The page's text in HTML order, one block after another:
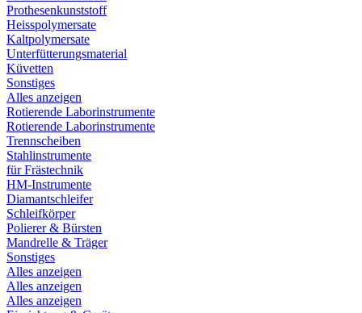
Prothesenkunststoff
Heisspolymersate
Kaltpolymersate
Unterfütterungsmaterial
Küvetten
Sonstiges
Alles anzeigen
Rotierende Laborinstrumente
Rotierende Laborinstrumente
Trennscheiben
Stahlinstrumente
für Frästechnik
HM-Instrumente
Diamantschleifer
Schleifkörper
Polierer & Bürsten
Mandrelle & Träger
Sonstiges
Alles anzeigen
Alles anzeigen
Alles anzeigen